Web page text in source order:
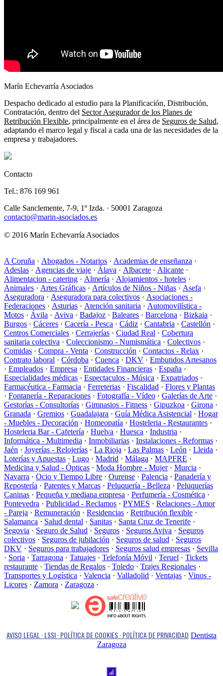
Marín Echevarría Asociados
Despacho dedicado al estudio para la Planificación, Distribución,
Contratación, dentro del Sector Asegurador de los Planes de
Retribución Flexible, principalmente en el área de Seguros de Salud,
adaptando el marco legal y fiscal a cada una de las necesidades de la
empresa y trabajadores.
Contacto
Tel.: 876 169 961
Calle Sanclemente, 7-9, 1º Izda. · 50001 Zaragoza
contacto@marin-asociados.es
© 2016 Marín Echevarría Asociados
A Coruña · Abogados - Notarios · Academias de enseñanza ·
Adeslas · Agencias de viaje · Álava · Albacete · Alicante ·
Alimentacion - catering · Almería · Alojamientos - hoteles ·
Animales · Artes Gráficas · Artículos de Niños - Niñas · Asefa ·
Aseguradora · Aseguradora para colectivos · Asociaciones -
Federaciones · Asturias · Atención sanitaria · Automovilística -
Motos · Ávila · Aviva · Badajoz · Baleares · Barcelona · Bizkaia ·
Burgos · Cáceres · Cacería - Pesca · Cádiz · Cantabria · Castellón ·
Centros Comerciales · Cerrajerías · Ciudad Real · Cobertura
sanitaria colectiva · Coleccionismo - Numismática · Colectivos ·
Comidas · Compra - Venta · Construcción · Contactos - Relax ·
Contrato laboral · Córdoba · Cuenca · DKV · Embutidos Artesanos
· Empleados · Empresa · Entidades Financieras · España ·
Especialidades médicas · Espectaculos - Música · Expatriados ·
Farmacéutica - Farmacia · Ferreterias · Fiscalidad · Flores y Plantas
· Fontanería - Reparaciones · Fotografía - Vídeo · Galerías de Arte ·
Gestorías - Consultorías · Gimnasios - Fitness · Gipuzkoa · Girona ·
Granada · Gremios · Guadalajara · Guía Médica Asistencial · Hogar
- Muebles - Decoración · Homeopatía · Hosteleria - Restaurantes ·
Hosteleria Bar - Cafetería · Huelva · Huesca · Industria ·
Informática - Multimedia · Inmobiliarias · Instalaciones - Reformas ·
Jaén · Joyerías - Relojerías · La Rioja · Las Palmas · León · Lleida ·
Loterías y Apuestas · Lugo · Madrid · Málaga · MAPFRE ·
Medicina y Salud - Ópticas · Moda Hombre - Mujer· Murcia ·
Navarra · Ocio y Tiempo Libre · Ourense · Palencia · Panadería y
Repostería · Patentes y Marcas · Peluquería - Belleza · Peluquerías
Caninas · Pequeña y mediana empresa · Perfumería - Cosmética ·
Pontevedra · Publicidad - Reclamos · PYMES · Relaciones - Amor
- Pareja · Remuneración · Residencias · Retribución flexible ·
Salamanca · Salud dental · Sanitas · Santa Cruz de Tenerife ·
Segovia · Seguro de Salud · Seguros · Seguros Aviva · Seguros
colectivos · Seguros de jubilación · Seguros de salud · Seguros
DKV · Seguros para trabajadores · Seguros salud empresas · Sevilla
· Soria · Tarragona · Tatuajes · Telefonía Móvil · Teruel · Tickets
restaurante · Tiendas de Regalos · Toledo · Trajes Regionales ·
Transportes y Logística · Valencia · Valladolid · Ventajas · Vinos -
Licores · Zamora · Zaragoza ·
AVISO LEGAL · LSSI · POLÍTICA DE COOKIES · POLÍTICA DE PRIVACIDAD Dentista
Zaragoza